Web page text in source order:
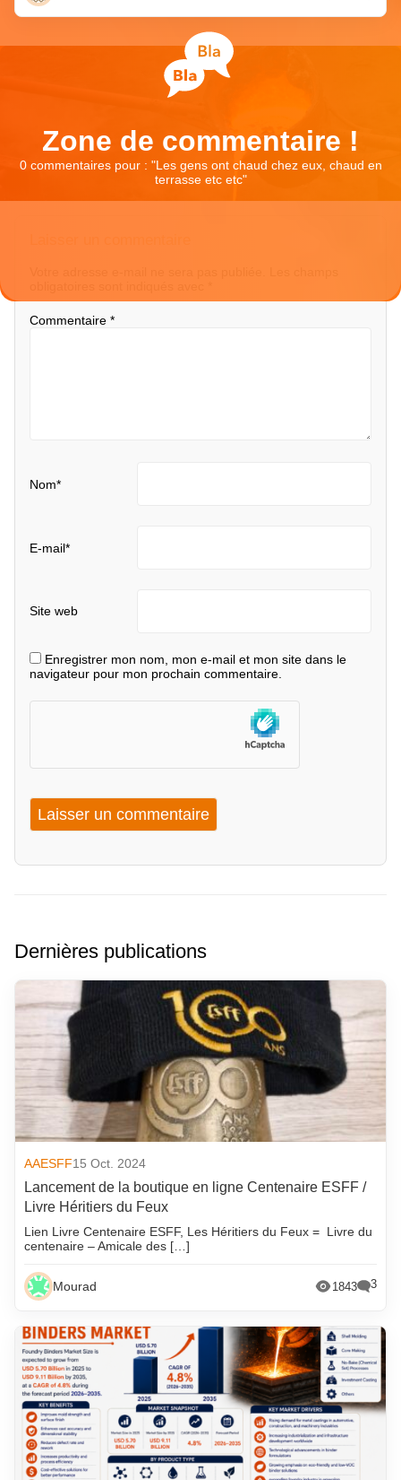
Zone de commentaire !
0 commentaires pour : "Les gens ont chaud chez eux, chaud en
terrasse etc etc"
Commentaire *
Nom*
E-mail*
Site web
Enregistrer mon nom, mon e-mail et mon site dans le
navigateur pour mon prochain commentaire.
Dernières publications
AAESFF15 Oct. 2024
Lancement de la boutique en ligne Centenaire ESFF /
Livre Héritiers du Feux
Lien Livre Centenaire ESFF, Les Héritiers du Feux = Livre du
centenaire – Amicale des […]
Mourad 1843 3